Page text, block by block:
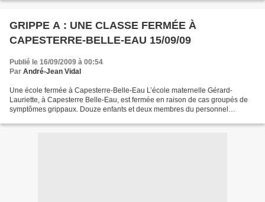
GRIPPE A : UNE CLASSE FERMÉE À
CAPESTERRE-BELLE-EAU 15/09/09
Publié le 16/09/2009 à 00:54
Par André-Jean Vidal
Une école fermée à Capesterre-Belle-Eau L’école maternelle Gérard-
Lauriette, à Capesterre Belle-Eau, est fermée en raison de cas groupés de
symptômes grippaux. Douze enfants et deux membres du personnel